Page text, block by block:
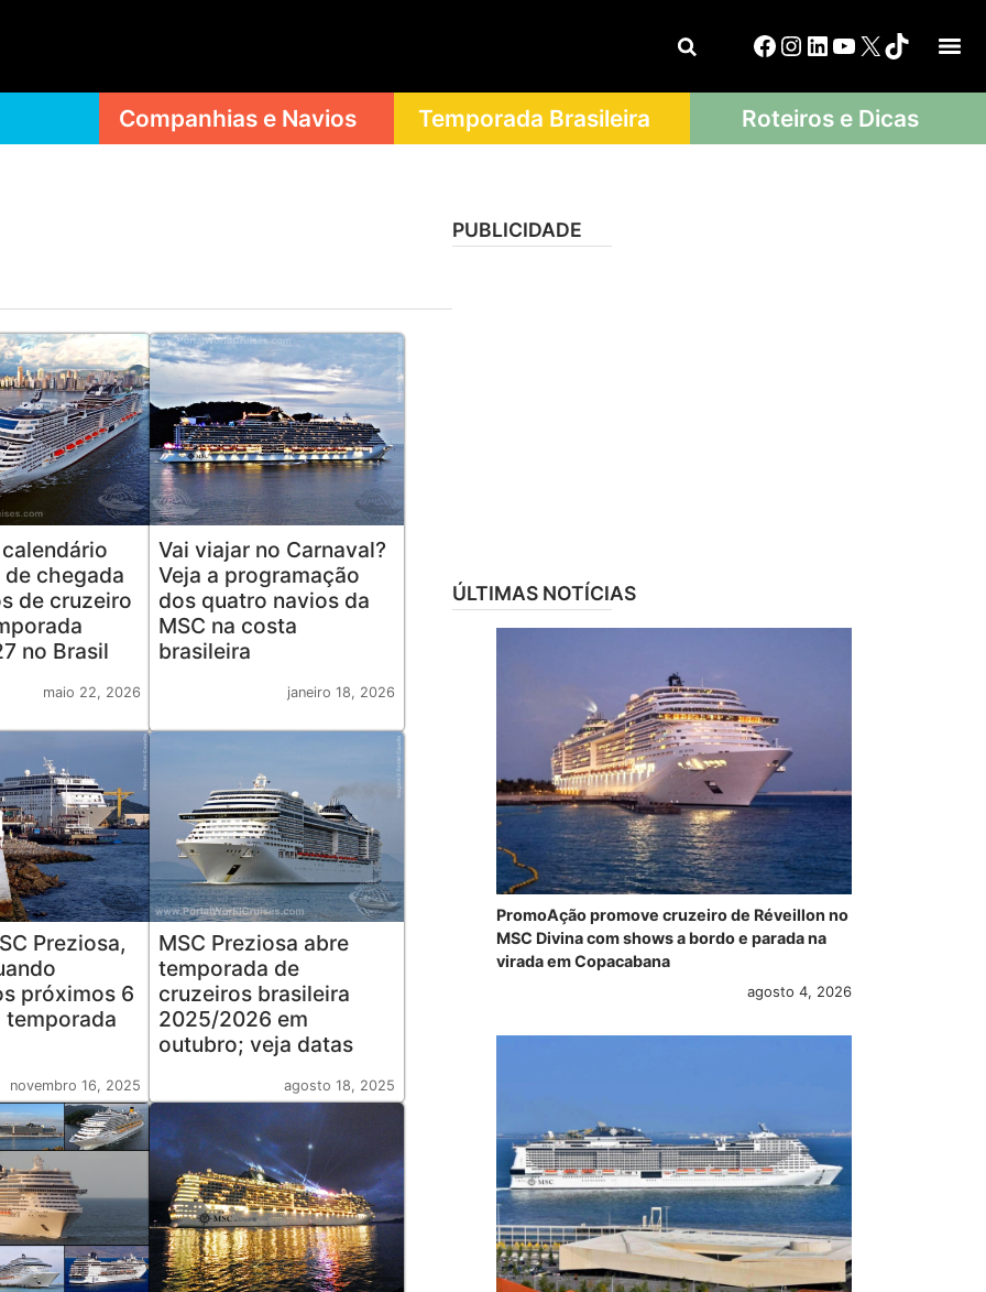
Companhias e Navios Temporada Brasileira Roteiros e Dicas
chegada
de cruzeiro
no Brasil
maio 22, 2026
Vai viajar no Carnaval?
Veja a programação
dos quatro navios da
MSC na costa
brasileira
janeiro 18, 2026
Preziosa,
próximos 6
temporada
novembro 16, 2025
MSC Preziosa abre
temporada de
cruzeiros brasileira
2025/2026 em
outubro; veja datas
agosto 18, 2025
PUBLICIDADE
ÚLTIMAS NOTÍCIAS
PromoAção promove cruzeiro de Réveillon no
MSC Divina com shows a bordo e parada na
virada em Copacabana
agosto 4, 2026